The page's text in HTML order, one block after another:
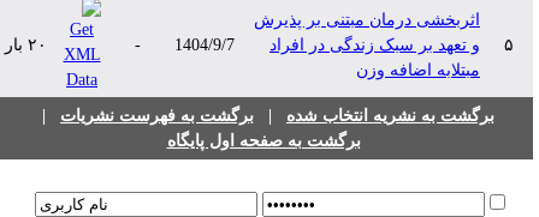
اثربخشی درمان مبتنی بر پذیرش
و تعهد بر سبک زندگی در افراد
مبتلابه اضافه وزن
1404/9/7 ۲۰ بار
برگشت به نشریه انتخاب شده| برگشت به فهرست نشریات|
برگشت به صفحه اول پایگاه